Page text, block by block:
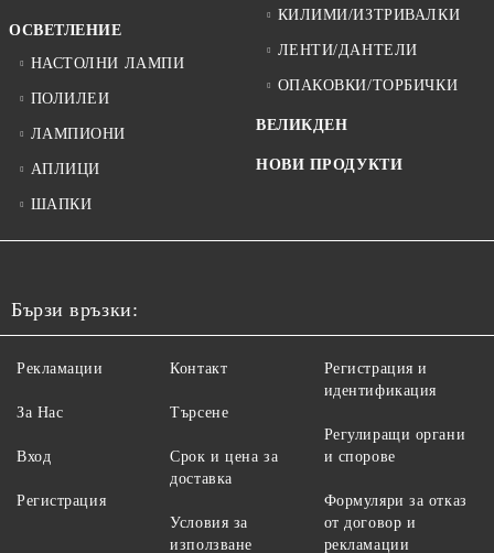
ОСВЕТЛЕНИЕ
НАСТОЛНИ ЛАМПИ
ПОЛИЛЕИ
ЛАМПИОНИ
АПЛИЦИ
ШАПКИ
КИЛИМИ/ИЗТРИВАЛКИ
ЛЕНТИ/ДАНТЕЛИ
ОПАКОВКИ/ТОРБИЧКИ
ВЕЛИКДЕН
НОВИ ПРОДУКТИ
Бързи връзки:
Рекламации
За Нас
Вход
Регистрация
Контакт
Търсене
Срок и цена за
доставка
Условия за
използване
Регистрация и
идентификация
Регулиращи органи
и спорове
Формуляри за отказ
от договор и
рекламации